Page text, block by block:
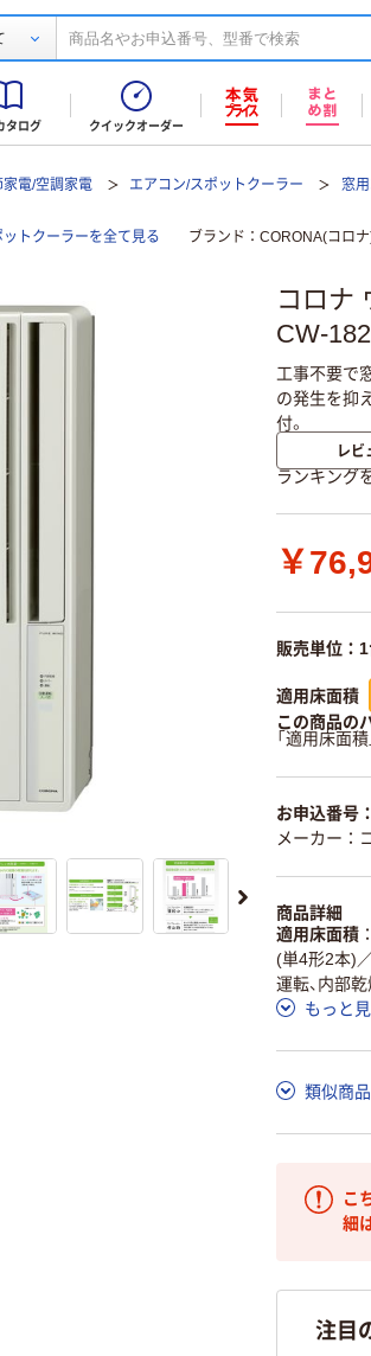
タログ クイックオーダー
家電/空調家電 エアコン/スポットクーラー 窓
トクーラーを全て見る ブランド CORONA(コロ
コロナ
CW-
工事不要で
の発生を抑
付。
レビ
ランキング
￥
販売単位：
適用床面積
この商品の
「適用床面
お申込番号
メーカー：
商品詳細
適用床面積
(単4形2本)
運転、内部
もっと
類似商
こ
細
注目